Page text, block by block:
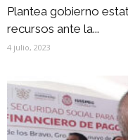
Plantea gobierno
recursos ante la...
4 julio, 2023